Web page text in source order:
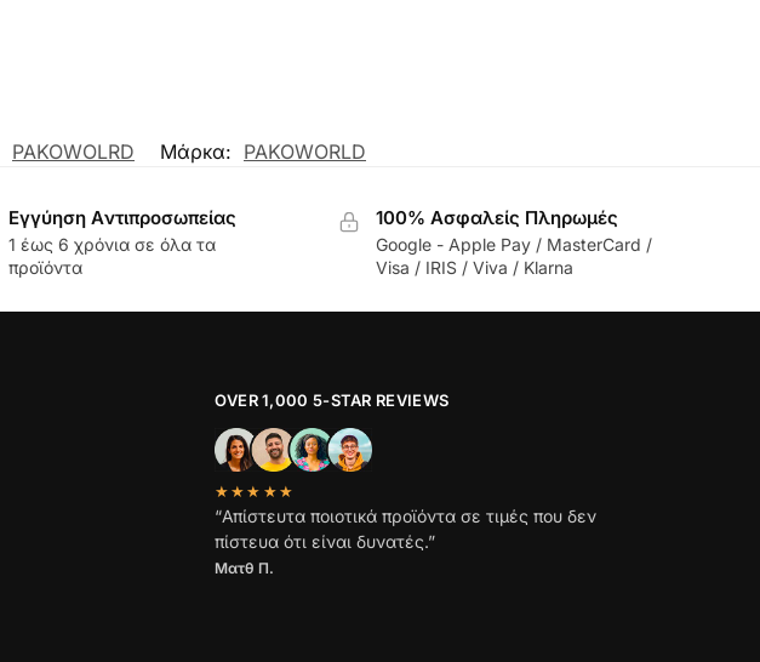
PAKOWOLRD Μάρκα: PAKOWORLD
Εγγύηση Aντιπροσωπείας
1 έως 6 χρόνια σε όλα τα
προϊόντα
100% Ασφαλείς Πληρωμές
Google - Apple Pay / MasterCard /
Visa / IRIS / Viva / Klarna
OVER 1,000 5-STAR REVIEWS
★★★★★
“Απίστευτα ποιοτικά προϊόντα σε τιμές που δεν
πίστευα ότι είναι δυνατές.”
Ματθ Π.